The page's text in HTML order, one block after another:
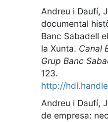
Andreu i Daufí,
documental
Banc Sabadell
la Xunta. Canal
Grup Banc
123.
http://
Andreu i Daufí,
de empresa: